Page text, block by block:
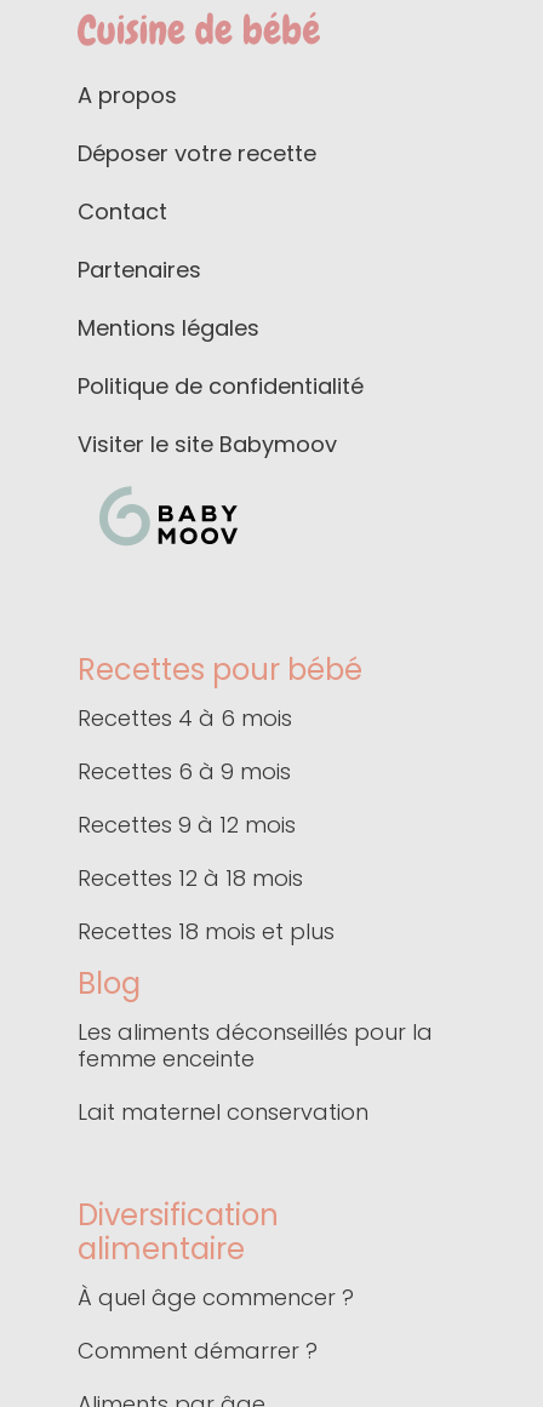
A propos
Déposer votre recette
Contact
Partenaires
Mentions légales
Politique de confidentialité
Visiter le site Babymoov
Recettes pour bébé
Recettes 4 à 6 mois
Recettes 6 à 9 mois
Recettes 9 à 12 mois
Recettes 12 à 18 mois
Recettes 18 mois et plus
Blog
Les aliments déconseillés pour la
femme enceinte
Lait maternel conservation
Diversification
alimentaire
À quel âge commencer ?
Comment démarrer ?